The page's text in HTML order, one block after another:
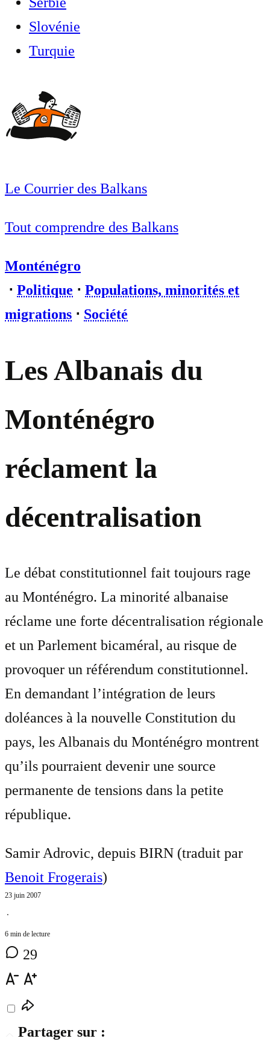
Slovénie
Turquie
Le Courrier des Balkans
Tout comprendre des Balkans
Monténégro
⋅ Politique ⋅ Populations, minorités et
migrations ⋅ Société
Les Albanais du
Monténégro
réclament la
décentralisation
Le débat constitutionnel fait toujours rage
au Monténégro. La minorité albanaise
réclame une forte décentralisation régionale
et un Parlement bicaméral, au risque de
provoquer un référendum constitutionnel.
En demandant l’intégration de leurs
doléances à la nouvelle Constitution du
pays, les Albanais du Monténégro montrent
qu’ils pourraient devenir une source
permanente de tensions dans la petite
république.
Samir Adrovic, depuis BIRN (traduit par
Benoit Frogerais)
23 juin 2007
⋅
6 min de lecture
29
Partager sur :